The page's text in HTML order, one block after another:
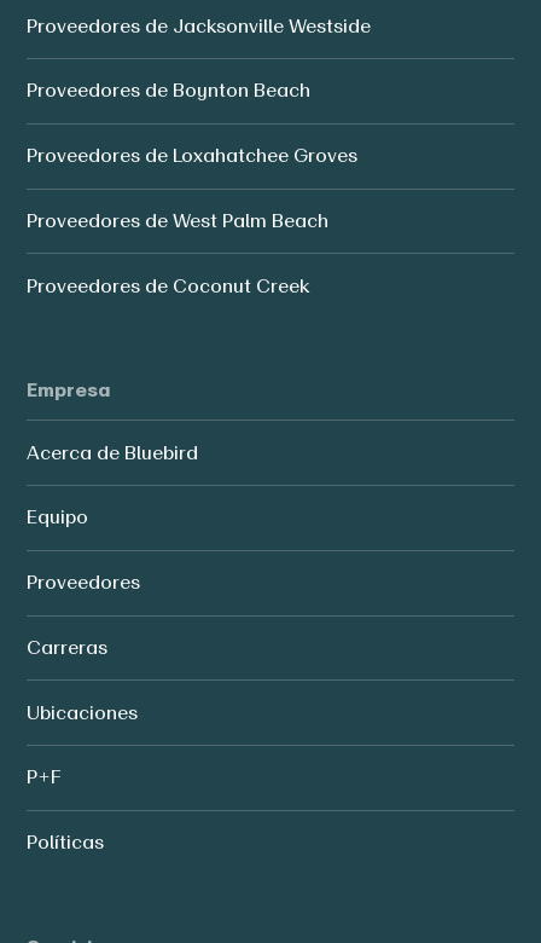
Proveedores de Jacksonville Westside
Proveedores de Boynton Beach
Proveedores de Loxahatchee Groves
Proveedores de West Palm Beach
Proveedores de Coconut Creek
Empresa
Acerca de Bluebird
Equipo
Proveedores
Carreras
Ubicaciones
P+F
Políticas